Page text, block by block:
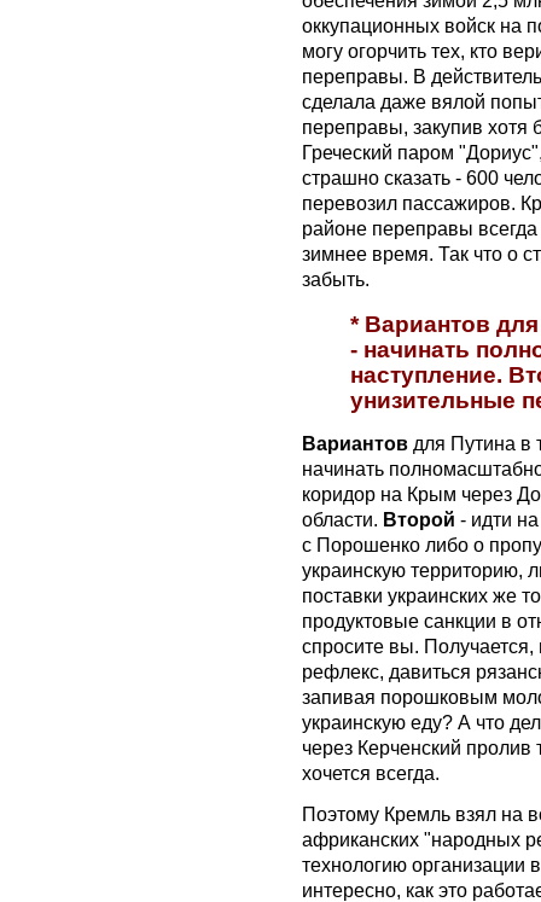
оккупационных войск на
могу огорчить тех, кто
переправы. В
сделала даже вялой
переправы, закупив хотя
Греческий паром
страшно сказать - 600
перевозил пассажиров.
районе переправы
зимнее время. Так что о
забыть.
* Вариантов
- начинать
наступление.
унизительные
Вариантов для Путина в
начинать
коридор на Крым через
области. Второй - идти
с Порошенко либо о
украинскую территорию,
поставки украинских же
продуктовые санкции в
спросите вы.
рефлекс, давиться
запивая порошковым
украинскую еду? А что
через Керченский пролив
хочется всегда.
Поэтому Кремль взял на
африканских "народных
технологию организации
интересно, как это